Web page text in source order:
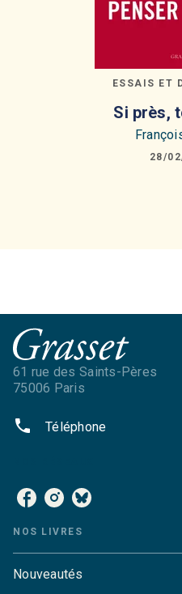
ESSAIS ET
Si près,
28/
61 rue des Saints-Pères
75006 Paris
phone Téléphone
NOS LIVRES
Nouveautés